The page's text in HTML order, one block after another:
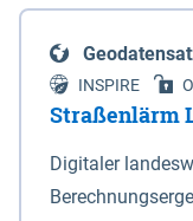
projizierte
Terrestrischen
der Universalen
bezogen auf die
(Anlage 4);
INSPIRE
Straßenlärm
Digitaler